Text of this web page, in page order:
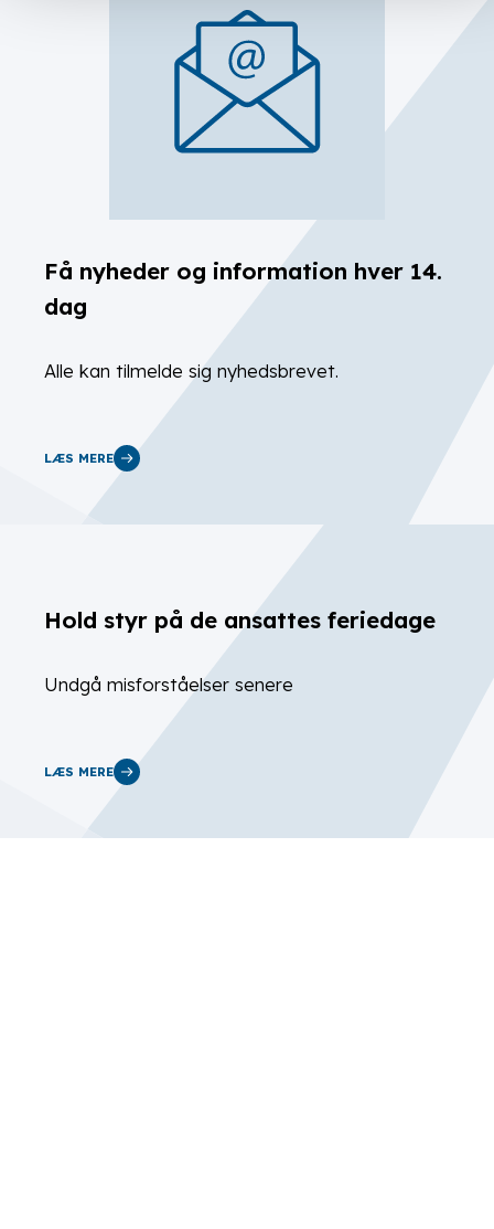
Få nyheder og information hver 14.
dag
Alle kan tilmelde sig nyhedsbrevet.
LÆS MERE
Hold styr på de ansattes feriedage
Undgå misforståelser senere
LÆS MERE